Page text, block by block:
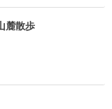
麓散歩